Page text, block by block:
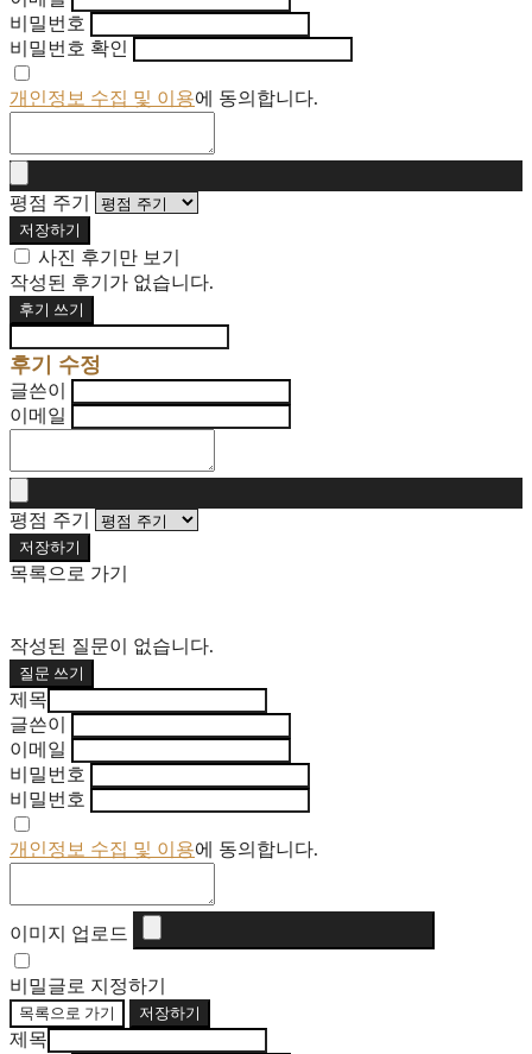
비밀번호
비밀번호 확인
개인정보 수집 및 이용에 동의합니다.
평점 주기
저장하기
사진 후기만 보기
작성된 후기가 없습니다.
후기 쓰기
후기 수정
글쓴이
이메일
평점 주기
저장하기
목록으로 가기
작성된 질문이 없습니다.
질문 쓰기
제목
글쓴이
이메일
비밀번호
비밀번호
개인정보 수집 및 이용에 동의합니다.
이미지 업로드
비밀글로 지정하기
목록으로 가기 저장하기
제목